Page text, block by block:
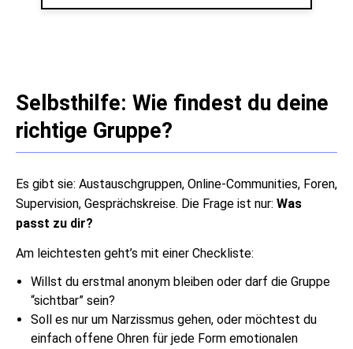
Selbsthilfe: Wie findest du deine
richtige Gruppe?
Es gibt sie: Austauschgruppen, Online-Communities, Foren,
Supervision, Gesprächskreise. Die Frage ist nur: Was
passt zu dir?
Am leichtesten geht’s mit einer Checkliste:
Willst du erstmal anonym bleiben oder darf die Gruppe
“sichtbar” sein?
Soll es nur um Narzissmus gehen, oder möchtest du
einfach offene Ohren für jede Form emotionalen